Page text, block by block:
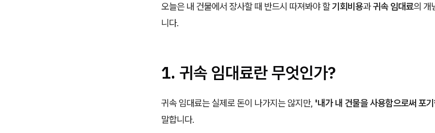
오늘은 내 건물에서 장사할 때 반드시 따져봐야 할기회비용과귀속 임대료의 개
니다.
1. 귀속 임대료란 무엇인가?
귀속 임대료는 실제로 돈이 나가지는 않지만, '내가 내 건물을 사용함으로써 포
말합니다.